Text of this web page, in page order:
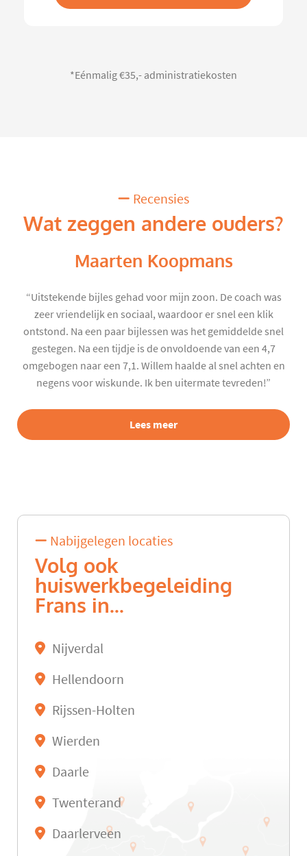
*Eénmalig €35,- administratiekosten
Recensies
Wat zeggen andere ouders?
Maarten Koopmans
“Uitstekende bijles gehad voor mijn zoon. De coach was
zeer vriendelijk en sociaal, waardoor er snel een klik
ontstond. Na een paar bijlessen was het gemiddelde snel
gestegen. Na een tijdje is de onvoldoende van een 4,7
omgebogen naar een 7,1. Willem haalde al snel achten en
negens voor wiskunde. Ik ben uitermate tevreden!”
Lees meer
Nabijgelegen locaties
Volg ook
huiswerkbegeleiding
Frans in...
Nijverdal
Hellendoorn
Rijssen-Holten
Wierden
Daarle
Twenterand
Daarlerveen